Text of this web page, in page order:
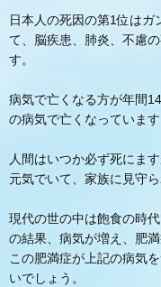
日本人の死因の第1位はガ
て、脳疾患、肺炎、不慮
す。
病気で亡くなる方が年間
の病気で亡くなっています
人間はいつか必ず死にま
元気でいて、家族に見守
現代の世の中は飽食の時
の結果、病気が増え、肥
この肥満症が上記の病気
いでしょう。